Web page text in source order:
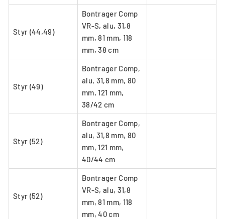
Styr (44,49)
Bontrager Comp
VR-S, alu, 31,8
mm, 81 mm, 118
mm, 38 cm
Styr (49)
Bontrager Comp,
alu, 31,8 mm, 80
mm, 121 mm,
38/42 cm
Styr (52)
Bontrager Comp,
alu, 31,8 mm, 80
mm, 121 mm,
40/44 cm
Styr (52)
Bontrager Comp
VR-S, alu, 31,8
mm, 81 mm, 118
mm, 40 cm